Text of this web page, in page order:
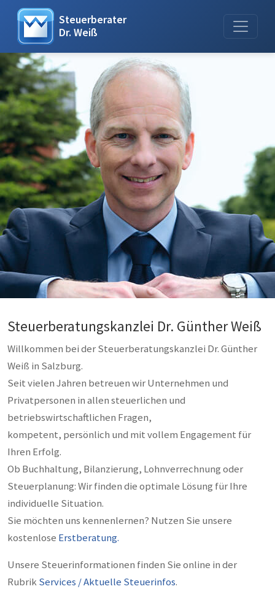
Steuerberater
Dr. Weiß
Steuerberatungskanzlei Dr. Günther Weiß
Willkommen bei der Steuerberatungskanzlei Dr. Günther
Weiß in Salzburg.
Seit vielen Jahren betreuen wir Unternehmen und
Privatpersonen in allen steuerlichen und
betriebswirtschaftlichen Fragen,
kompetent, persönlich und mit vollem Engagement für
Ihren Erfolg.
Ob Buchhaltung, Bilanzierung, Lohnverrechnung oder
Steuerplanung: Wir finden die optimale Lösung für Ihre
individuelle Situation.
Sie möchten uns kennenlernen? Nutzen Sie unsere
kostenlose Erstberatung.
Unsere Steuerinformationen finden Sie online in der
RubrikServices / Aktuelle Steuerinfos.